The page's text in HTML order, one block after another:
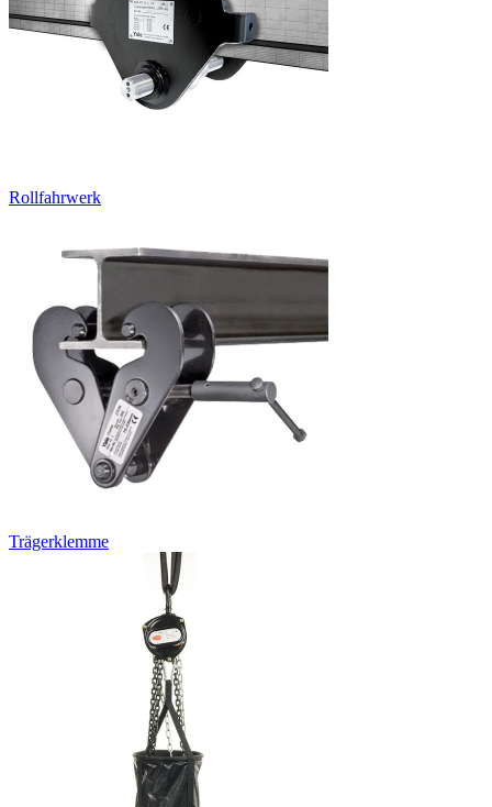
Rollfahrwerk
Trägerklemme